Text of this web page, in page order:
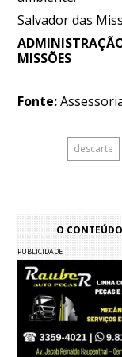
Salvador das
MISSÕES
Fonte:
descarte
O
PUBLICIDADE